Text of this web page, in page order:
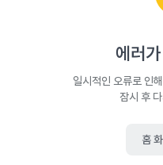
에러
일시적인 오류로 인
잠시 후
홈